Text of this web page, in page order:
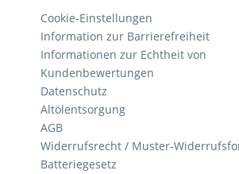
Cookie-Einstellungen
Information zur Barrierefreiheit
Informationen zur Echtheit von
Kundenbewertungen
Datenschutz
Altölentsorgung
AGB
Widerrufsrecht / Muster-
Batteriegesetz